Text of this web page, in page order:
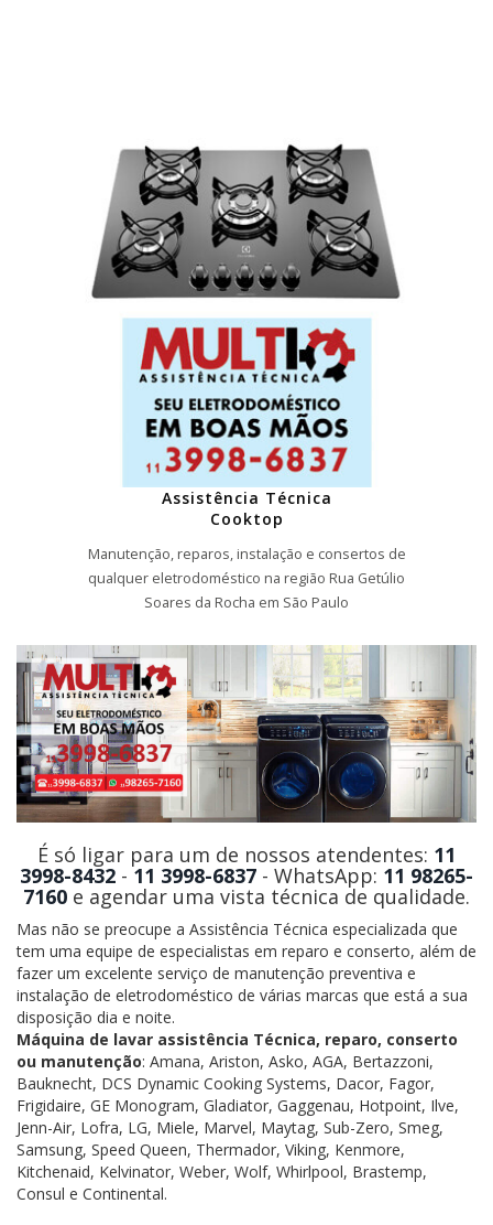
Assistência Técnica
Cooktop
Manutenção, reparos, instalação e consertos de
qualquer eletrodoméstico na região Rua Getúlio
Soares da Rocha em São Paulo
É só ligar para um de nossos atendentes: 11
3998-8432 -11 3998-6837 - WhatsApp: 11 98265-
7160 e agendar uma vista técnica de qualidade.
Mas não se preocupe a Assistência Técnica especializada que
tem uma equipe de especialistas em reparo e conserto, além de
fazer um excelente serviço de manutenção preventiva e
instalação de eletrodoméstico de várias marcas que está a sua
disposição dia e noite.
Máquina de lavar assistência Técnica, reparo, conserto
ou manutenção: Amana, Ariston, Asko, AGA, Bertazzoni,
Bauknecht, DCS Dynamic Cooking Systems, Dacor, Fagor,
Frigidaire, GE Monogram, Gladiator, Gaggenau, Hotpoint, Ilve,
Jenn-Air, Lofra, LG, Miele, Marvel, Maytag, Sub-Zero, Smeg,
Samsung, Speed Queen, Thermador, Viking, Kenmore,
Kitchenaid, Kelvinator, Weber, Wolf, Whirlpool, Brastemp,
Consul e Continental.